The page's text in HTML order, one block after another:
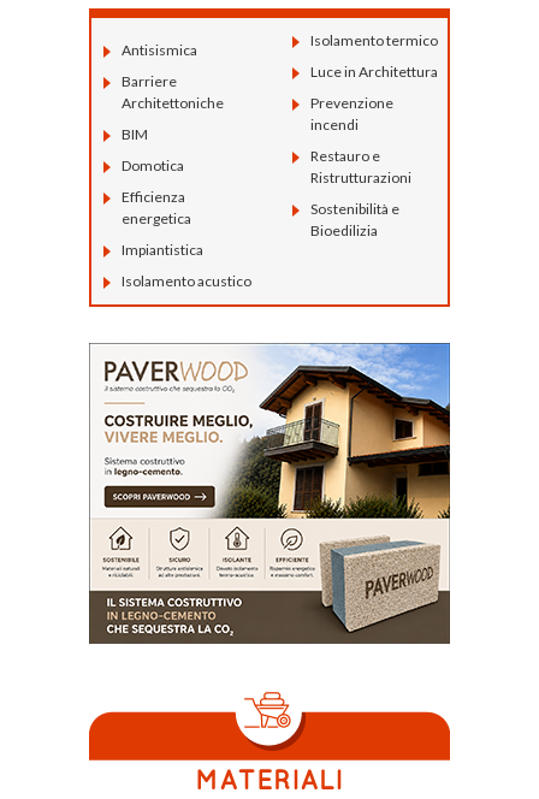
Antisismica
Barriere
Architettoniche
BIM
Domotica
Efficienza
energetica
Impiantistica
Isolamento acustico
Isolamento termico
Luce in Architettura
Prevenzione
incendi
Restauro e
Ristrutturazioni
Sostenibilità e
Bioedilizia